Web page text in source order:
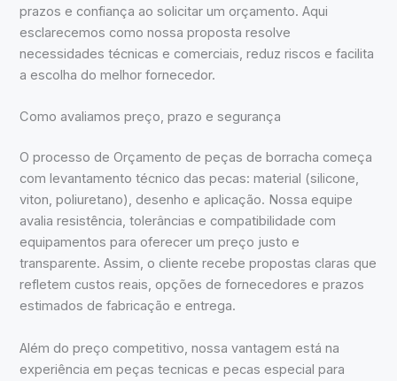
prazos e confiança ao solicitar um orçamento. Aqui
esclarecemos como nossa proposta resolve
necessidades técnicas e comerciais, reduz riscos e facilita
a escolha do melhor fornecedor.
Como avaliamos preço, prazo e segurança
O processo de Orçamento de peças de borracha começa
com levantamento técnico das pecas: material (silicone,
viton, poliuretano), desenho e aplicação. Nossa equipe
avalia resistência, tolerâncias e compatibilidade com
equipamentos para oferecer um preço justo e
transparente. Assim, o cliente recebe propostas claras que
refletem custos reais, opções de fornecedores e prazos
estimados de fabricação e entrega.
Além do preço competitivo, nossa vantagem está na
experiência em peças tecnicas e pecas especial para